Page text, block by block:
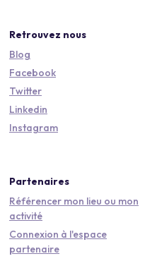
Retrouvez nous
Blog
Facebook
Twitter
Linkedin
Instagram
Partenaires
Référencer mon lieu ou mon
activité
Connexion à l'espace
partenaire